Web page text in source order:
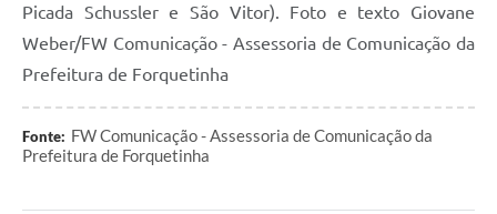
Picada Schussler e São Vitor). Foto e texto Giovane
Weber/FW Comunicação - Assessoria de Comunicação da
Prefeitura de Forquetinha
Fonte: FW Comunicação - Assessoria de Comunicação da
Prefeitura de Forquetinha